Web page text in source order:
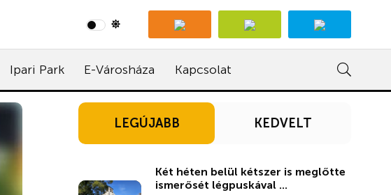
Ipari Park E-Városháza Kapcsolat
LEGÚJABB KEDVELT
Két héten belül kétszer is meglőtte
ismerősét légpuskával ...